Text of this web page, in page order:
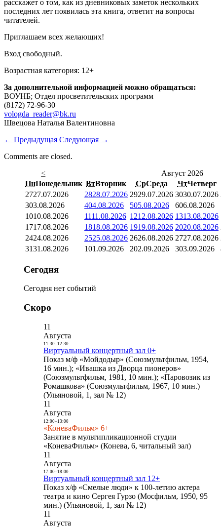
расскажет о том, как из дневниковых заметок нескольких
последних лет появилась эта книга, ответит на вопросы
читателей.
Приглашаем всех желающих!
Вход свободный.
Возрастная категория: 12+
За дополнительной информацией можно обращаться:
ВОУНБ; Отдел просветительских программ
(8172) 72-96-30
vologda_reader@bk.ru
Швецова Наталья Валентиновна
← Предыдущая Следующая →
Comments are closed.
<
Август 2026
ПнПонедельник ВтВторник СрСреда ЧтЧетверг
2727.07.2026 2828.07.2026 2929.07.2026 3030.07.2026
303.08.2026 404.08.2026 505.08.2026 606.08.2026
1010.08.2026 1111.08.2026 1212.08.2026 1313.08.2026
1717.08.2026 1818.08.2026 1919.08.2026 2020.08.2026
2424.08.2026 2525.08.2026 2626.08.2026 2727.08.2026
3131.08.2026 101.09.2026 202.09.2026 303.09.2026
Сегодня
Сегодня нет событий
Скоро
11
Августа
11:30- 12:30
Виртуальный концертный зал 0+
Показ м/ф «Мойдодыр» (Союзмультфильм, 1954,
16 мин.); «Ивашка из Дворца пионеров»
(Союзмультфильм, 1981, 10 мин.); «Паровозик из
Ромашкова» (Союзмультфильм, 1967, 10 мин.)
(Ульяновой, 1, зал № 12)
11
Августа
12:00- 13:00
«КоневаФильм» 6+
Занятие в мультипликационной студии
«КоневаФильм» (Конева, 6, читальный зал)
11
Августа
17:00- 18:00
Виртуальный концертный зал 12+
Показ х/ф «Смелые люди» к 100-летию актера
театра и кино Сергея Гурзо (Мосфильм, 1950, 95
мин.) (Ульяновой, 1, зал № 12)
11
Августа